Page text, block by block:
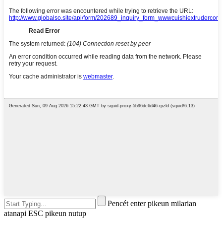
Pencét enter pikeun milarian
atanapi ESC pikeun nutup